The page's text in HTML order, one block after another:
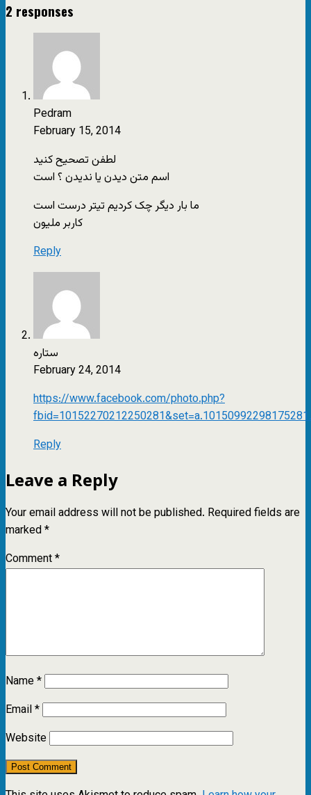
2 responses
Pedram
February 15, 2014
لطفن تصحیح کنید
ما بار ديگر چک کرديم تيتر درست است
کاربر مليون
Reply
ستاره
February 24, 2014
https://www.facebook.com/photo.php?
Reply
Leave a Reply
Your email address will not be published. Required fields are
marked*
Comment*
Name*
Email*
Website